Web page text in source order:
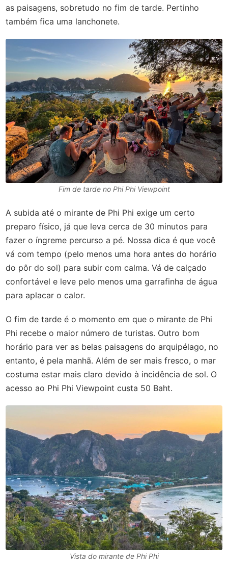
as paisagens, sobretudo no fim de tarde. Pertinho
também fica uma lanchonete.
Fim de tarde no Phi Phi Viewpoint
A subida até o mirante de Phi Phi exige um certo
preparo físico, já que leva cerca de 30 minutos para
fazer o íngreme percurso a pé. Nossa dica é que você
vá com tempo (pelo menos uma hora antes do horário
do pôr do sol) para subir com calma. Vá de calçado
confortável e leve pelo menos uma garrafinha de água
para aplacar o calor.
O fim de tarde é o momento em que o mirante de Phi
Phi recebe o maior número de turistas. Outro bom
horário para ver as belas paisagens do arquipélago, no
entanto, é pela manhã. Além de ser mais fresco, o mar
costuma estar mais claro devido à incidência de sol. O
acesso ao Phi Phi Viewpoint custa 50 Baht.
Vista do mirante de Phi Phi